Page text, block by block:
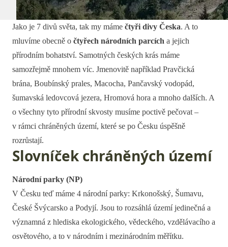
Jako je 7 divů světa, tak my máme čtyři divy Česka. A to
mluvíme obecně o čtyřech národních parcích a jejich
přírodním bohatství. Samotných českých krás máme
samozřejmě mnohem víc. Jmenovitě například Pravčická
brána, Boubínský prales, Macocha, Pančavský vodopád,
šumavská ledovcová jezera, Hromová hora a mnoho dalších. A
o všechny tyto přírodní skvosty musíme poctivě pečovat –
v rámci chráněných území, které se po Česku úspěšně
rozrůstají.
Slovníček chráněných území
Národní parky (NP)
V Česku teď máme 4 národní parky: Krkonošský, Šumavu,
České Švýcarsko a Podyjí. Jsou to rozsáhlá území jedinečná a
významná z hlediska ekologického, vědeckého, vzdělávacího a
osvětového, a to v národním i mezinárodním měřítku.